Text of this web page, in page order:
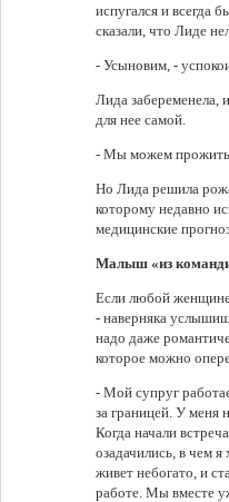
испугался и всегда
сказали, что Лиде
- Усыновим, -
Лида забеременела,
для нее самой.
- Мы можем прожить
Но Лида решила
которому недавно
медицинские
Малыш «из
Если любой
- наверняка
надо даже
которое можно
- Мой супруг
за границей. У меня
Когда начали
озадачились, в чем
живет небогато, и
работе. Мы вместе